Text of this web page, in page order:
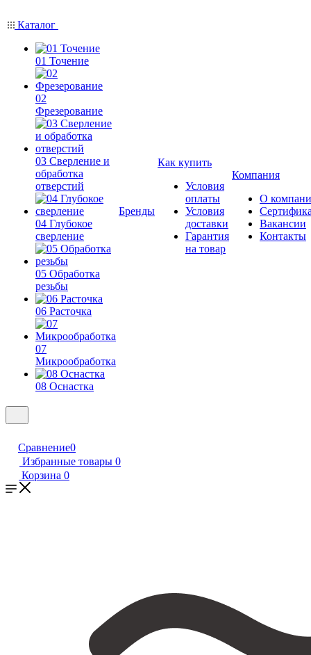
Каталог
01 Точение
02
Фрезерование
03 Сверление и
обработка
отверстий
04 Глубокое
сверление
05 Обработка
резьбы
06 Расточка
07
Микрообработка
08 Оснастка
Бренды
Как купить
Условия
оплаты
Условия
доставки
Гарантия
на товар
Компания
О
Вакансии
Контакты
Сравнение0
Избранные товары 0
Корзина 0